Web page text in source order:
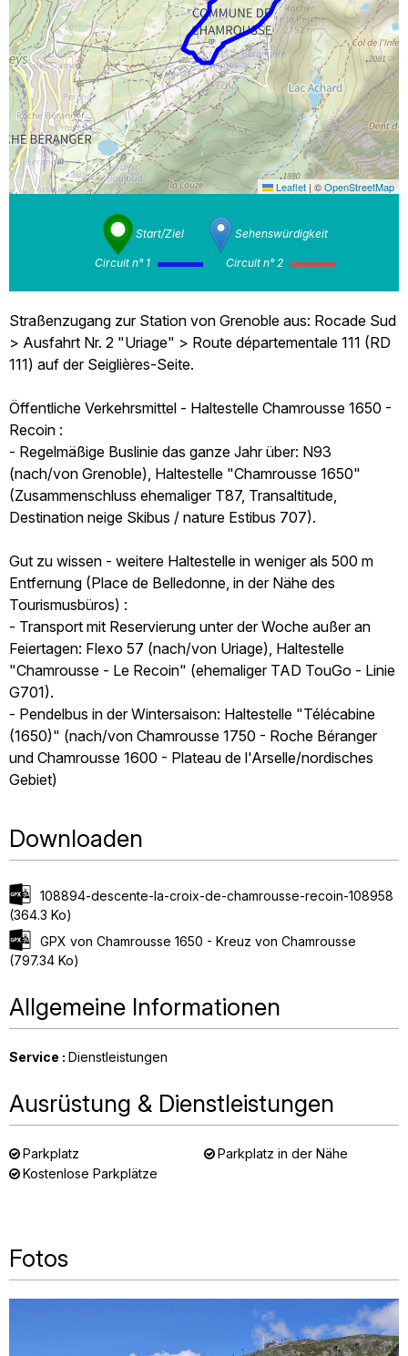
Leaflet | ©OpenStreetMap
Start/Ziel Sehenswürdigkeit
Circuit n° 1 Circuit n° 2
Straßenzugang zur Station von Grenoble aus: Rocade Sud
> Ausfahrt Nr. 2 "Uriage" > Route départementale 111 (RD
111) auf der Seiglières-Seite.
Öffentliche Verkehrsmittel - Haltestelle Chamrousse 1650 -
Recoin :
- Regelmäßige Buslinie das ganze Jahr über: N93
(nach/von Grenoble), Haltestelle "Chamrousse 1650"
(Zusammenschluss ehemaliger T87, Transaltitude,
Destination neige Skibus / nature Estibus 707).
Gut zu wissen - weitere Haltestelle in weniger als 500 m
Entfernung (Place de Belledonne, in der Nähe des
Tourismusbüros) :
- Transport mit Reservierung unter der Woche außer an
Feiertagen: Flexo 57 (nach/von Uriage), Haltestelle
"Chamrousse - Le Recoin" (ehemaliger TAD TouGo - Linie
G701).
- Pendelbus in der Wintersaison: Haltestelle "Télécabine
(1650)" (nach/von Chamrousse 1750 - Roche Béranger
und Chamrousse 1600 - Plateau de l'Arselle/nordisches
Gebiet)
Downloaden
108894-descente-la-croix-de-chamrousse-recoin-108958
(364.3 Ko)
GPX von Chamrousse 1650 - Kreuz von Chamrousse
(797.34 Ko)
Allgemeine Informationen
Service : Dienstleistungen
Ausrüstung & Dienstleistungen
Parkplatz
Parkplatz in der Nähe
Kostenlose Parkplätze
Fotos